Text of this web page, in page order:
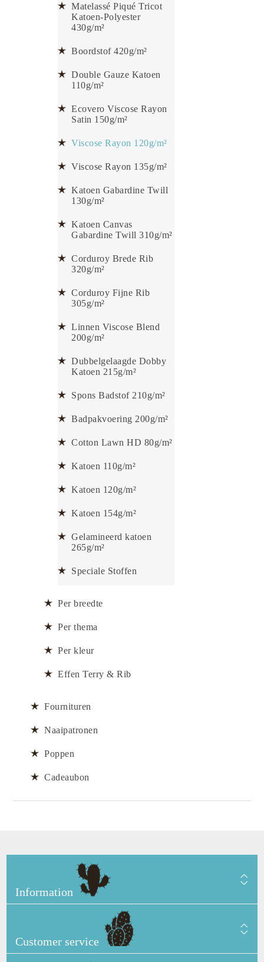
Matelassé Piqué Tricot
Katoen-Polyester
430g/m²
Boordstof 420g/m²
Double Gauze Katoen
110g/m²
Ecovero Viscose Rayon
Satin 150g/m²
Viscose Rayon 120g/m²
Viscose Rayon 135g/m²
Katoen Gabardine Twill
130g/m²
Katoen Canvas
Gabardine Twill 310g/m²
Corduroy Brede Rib
320g/m²
Corduroy Fijne Rib
305g/m²
Linnen Viscose Blend
200g/m²
Dubbelgelaagde Dobby
Katoen 215g/m²
Spons Badstof 210g/m²
Badpakvoering 200g/m²
Cotton Lawn HD 80g/m²
Katoen 110g/m²
Katoen 120g/m²
Katoen 154g/m²
Gelamineerd katoen
265g/m²
Speciale Stoffen
Per breedte
Per thema
Per kleur
Effen Terry & Rib
Fournituren
Naaipatronen
Poppen
Cadeaubon
Information
Customer service